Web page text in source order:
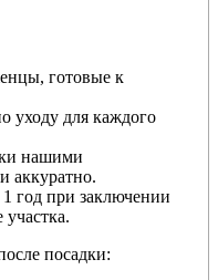
готовые к
уходу для каждого
нашими
аккуратно.
год при заключении
посадки: